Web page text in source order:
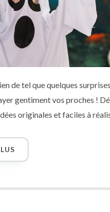
de tel que quelques
gentiment vos proches !
originales et faciles à
(et sursauter un peu) enfants,
aller trop loin. À combiner